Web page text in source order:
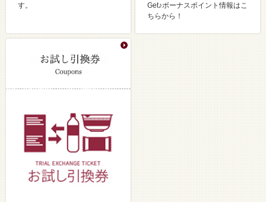
す。
Get♪ボーナスポイント情報はこ
ちらから！